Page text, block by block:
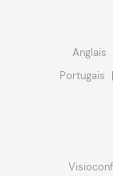
Anglais
Portugais